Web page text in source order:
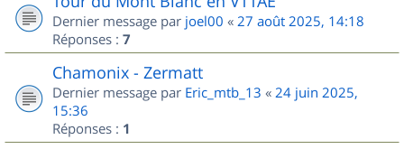
Dernier message par joel00 « 27 août 2025, 14:18
Réponses : 7
Chamonix - Zermatt
Dernier message par Eric_mtb_13 « 24 juin 2025,
15:36
Réponses : 1